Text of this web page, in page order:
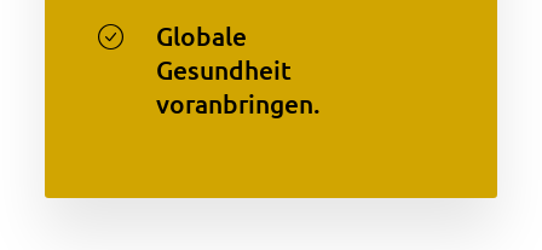
Globale
Gesundheit
voranbringen.